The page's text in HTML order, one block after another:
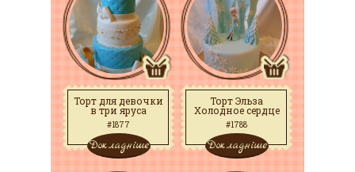
Торт для девочки
в три яруса
#1877
Докладніше
Торт Эльза
Холодное сердце
#1788
Докладніше